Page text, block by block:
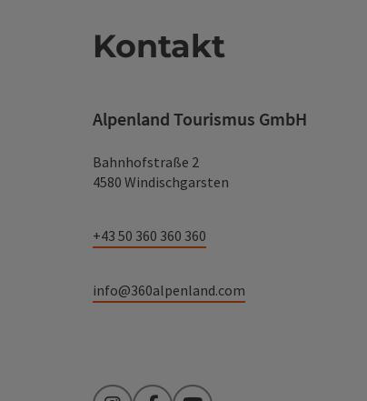
Kontakt
Alpenland Tourismus GmbH
Bahnhofstraße 2
4580 Windischgarsten
+43 50 360 360 360
info@360alpenland.com